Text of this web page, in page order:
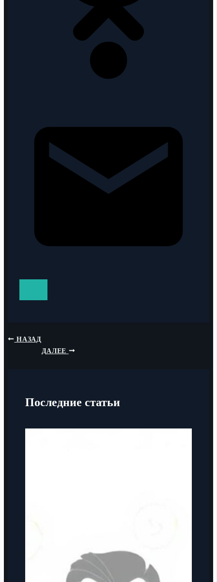
НАЗАД
ДАЛЕЕ
Последние статьи